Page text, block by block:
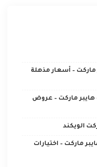
ماركت – أسعار مذهلة
ماركت – عروض
الويكند
ماركت – اختيارات